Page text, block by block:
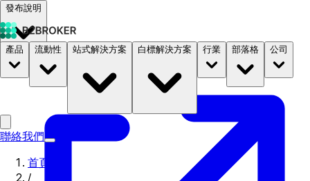
發布說明
文件 定價 B2STORE
產品 流動性 站式解決方案 白標解決方案 行業 部落格 公司
聯絡我們
首頁
/